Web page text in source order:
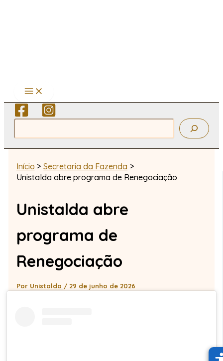
Pesquisar
Início
Secretaria da Fazenda
Unistalda abre programa de Renegociação
Unistalda abre
programa de
Renegociação
Por Unistalda / 29 de junho de 2026